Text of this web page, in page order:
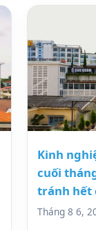
Kinh
cuối
tránh hết
Tháng 8 6,